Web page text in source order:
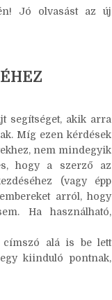
Jó olvasást az új
segítséget, akik arra
Míg ezen kérdések
nem mindegyik
hogy a szerző az
(vagy épp
arról, hogy
Ha használható,
címszó alá is be lett
kiinduló pontnak,